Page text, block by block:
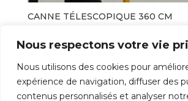
Nous respectons votre vie
Nous utilisons des cookies pour
expérience de navigation, diffuser des
contenus personnalisés et analyser
CANNE TÉLESCOPIQUE 360 CM
1 2 3 4 5 6 7